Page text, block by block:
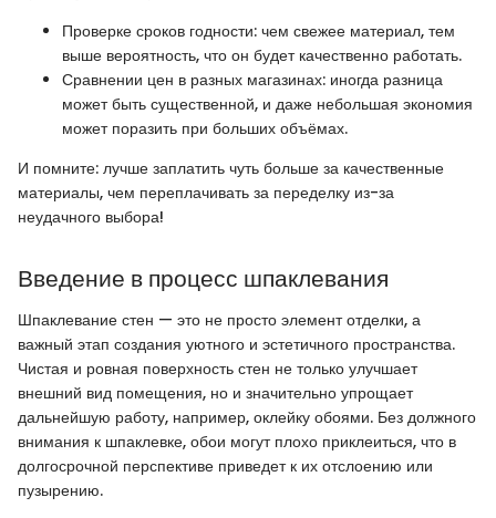
Проверке сроков годности: чем свежее материал, тем
выше вероятность, что он будет качественно работать.
Сравнении цен в разных магазинах: иногда разница
может быть существенной, и даже небольшая экономия
может поразить при больших объёмах.
И помните: лучше заплатить чуть больше за качественные
материалы, чем переплачивать за переделку из-за
неудачного выбора!
Введение в процесс шпаклевания
Шпаклевание стен — это не просто элемент отделки, а
важный этап создания уютного и эстетичного пространства.
Чистая и ровная поверхность стен не только улучшает
внешний вид помещения, но и значительно упрощает
дальнейшую работу, например, оклейку обоями. Без должного
внимания к шпаклевке, обои могут плохо приклеиться, что в
долгосрочной перспективе приведет к их отслоению или
пузырению.